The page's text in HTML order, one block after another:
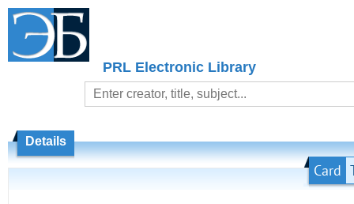
PRL Electronic Library
Details
Card